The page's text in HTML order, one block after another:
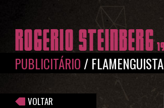
PUBLICITÁRIO / FLAMENGUISTA
VOLTAR